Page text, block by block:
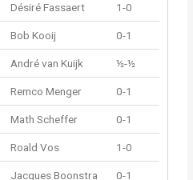
Désiré Fassaert 1-0
Bob Kooij 0-1
André van Kuijk ½-½
Remco Menger 0-1
Math Scheffer 0-1
Roald Vos 1-0
Jacques Boonstra 0-1